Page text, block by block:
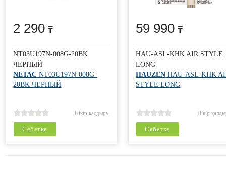
2 290
NT03U197N-008G-20BK
ЧЕРНЫЙ
NETAC NT03U197N-008G-
20BK ЧЕРНЫЙ
Пікір қалдыру
Себетке
59 990
HAU-ASL-KHK AIR STYLE
LONG
HAUZEN HAU-ASL-KHK
STYLE LONG
Пікір
Себетке